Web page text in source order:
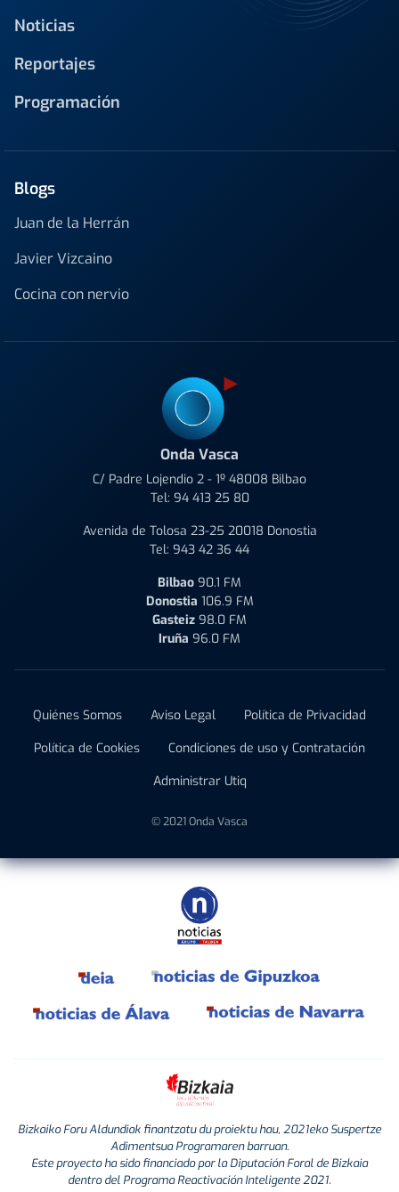
Noticias
Reportajes
Programación
Blogs
Juan de la Herrán
Javier Vizcaino
Cocina con nervio
Onda Vasca
C/ Padre Lojendio 2 - 1º 48008 Bilbao
Tel: 94 413 25 80
Avenida de Tolosa 23-25 20018 Donostia
Tel: 943 42 36 44
Bilbao 90.1 FM
Donostia 106.9 FM
Gasteiz 98.0 FM
Iruña 96.0 FM
Quiénes Somos Aviso Legal
Política de Privacidad
Política de Cookies
Condiciones de uso y Contratación
Administrar Utiq
© 2021 Onda Vasca
Bizkaiko Foru Aldundiak finantzatu du proiektu hau, 2021eko Suspertze
Adimentsua Programaren barruan.
Este proyecto ha sido financiado por la Diputación Foral de Bizkaia
dentro del Programa Reactivación Inteligente 2021.